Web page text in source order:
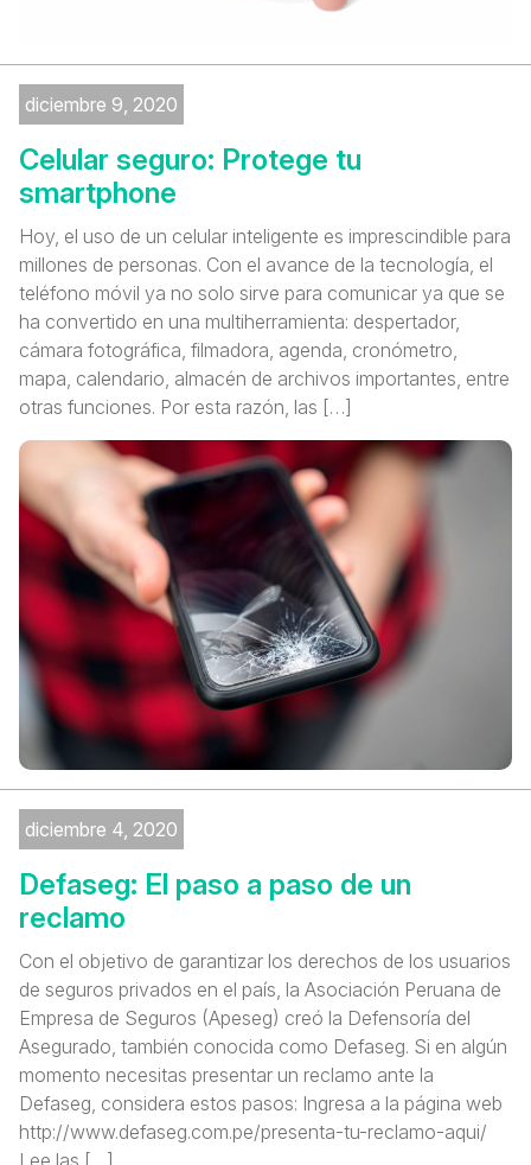
diciembre 9, 2020
Celular seguro: Protege tu
smartphone
Hoy, el uso de un celular inteligente es imprescindible para
millones de personas. Con el avance de la tecnología, el
teléfono móvil ya no solo sirve para comunicar ya que se
ha convertido en una multiherramienta: despertador,
cámara fotográfica, filmadora, agenda, cronómetro,
mapa, calendario, almacén de archivos importantes, entre
otras funciones. Por esta razón, las […]
diciembre 4, 2020
Defaseg: El paso a paso de un
reclamo
Con el objetivo de garantizar los derechos de los usuarios
de seguros privados en el país, la Asociación Peruana de
Empresa de Seguros (Apeseg) creó la Defensoría del
Asegurado, también conocida como Defaseg. Si en algún
momento necesitas presentar un reclamo ante la
Defaseg, considera estos pasos: Ingresa a la página web
http://www.defaseg.com.pe/presenta-tu-reclamo-aqui/
Lee las […]